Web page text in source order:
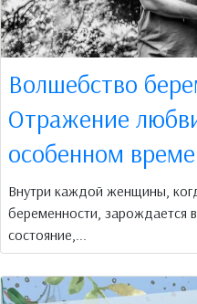
Волшебство
Отражение
особенном
Внутри каждой женщины,
беременности, зарождается
состояние,...